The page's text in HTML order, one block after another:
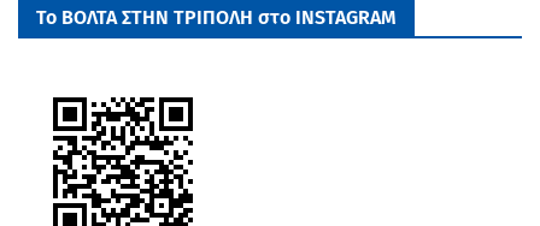
Το ΒΟΛΤΑ ΣΤΗΝ ΤΡΙΠΟΛΗ στο INSTAGRAM